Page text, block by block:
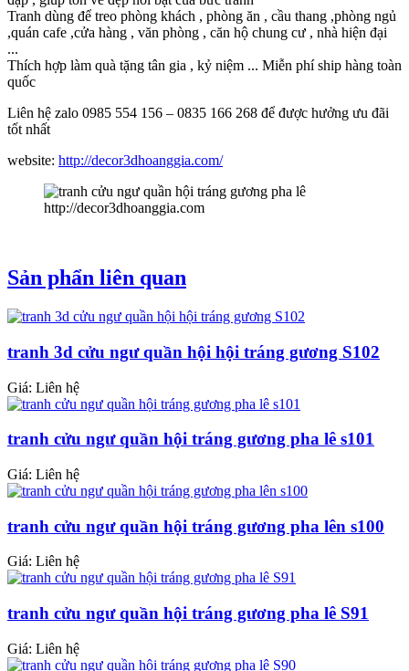
Tranh dùng để treo phòng khách , phòng ăn , cầu thang ,phòng ngủ
,quán cafe ,cửa hàng , văn phòng , căn hộ chung cư , nhà hiện đại
...
Thích hợp làm quà tặng tân gia , kỷ niệm ... Miễn phí ship hàng toàn
quốc
Liên hệ zalo 0985 554 156 – 0835 166 268 để được hưởng ưu đãi
tốt nhất
website: http://decor3dhoanggia.com/
http://decor3dhoanggia.com
Sản phẩn liên quan
tranh 3d cửu ngư quần hội hội tráng gương S102
Giá: Liên hệ
tranh cửu ngư quần hội tráng gương pha lê s101
Giá: Liên hệ
tranh cửu ngư quần hội tráng gương pha lên s100
Giá: Liên hệ
tranh cửu ngư quần hội tráng gương pha lê S91
Giá: Liên hệ